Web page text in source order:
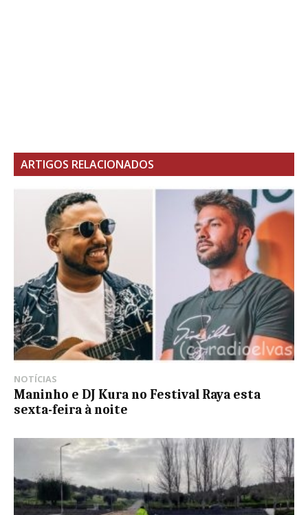
ARTIGOS RELACIONADOS
NOTÍCIAS
Maninho e DJ Kura no Festival Raya esta
sexta-feira à noite